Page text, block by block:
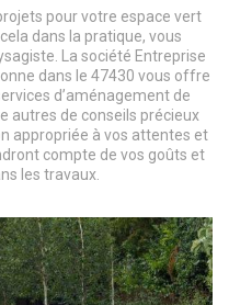
pour votre espace vert
dans la pratique, vous
La société Entreprise
dans le 47430 vous offre
d’aménagement de
autres de conseils précieux
appropriée à vos attentes et
compte de vos goûts et
les travaux.